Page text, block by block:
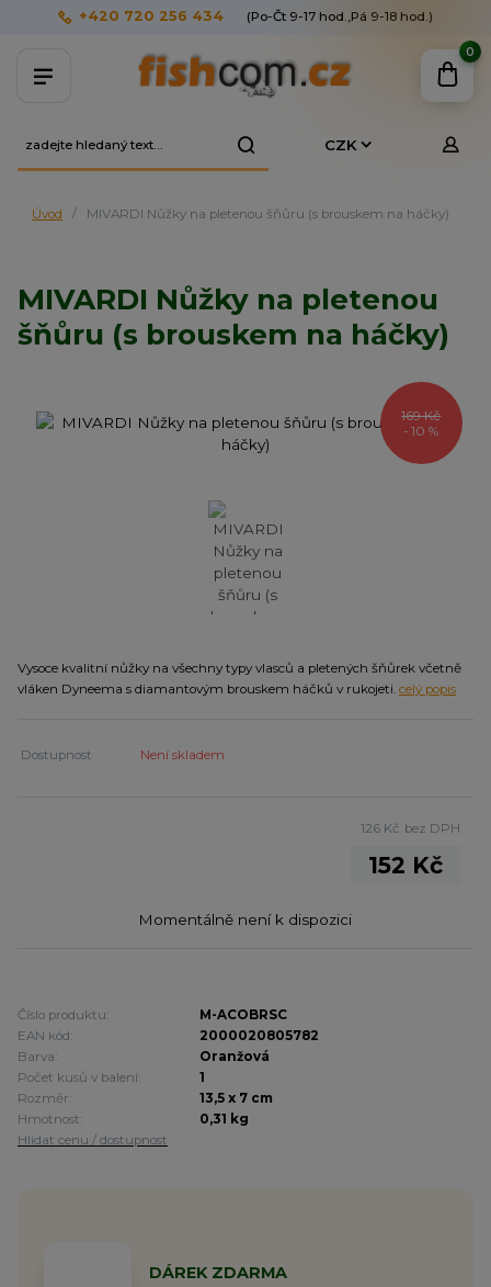
CZK
+420 720 256 434 (Po-Čt 9-17 hod.,Pá 9-18 hod.)
0
Úvod MIVARDI Nůžky na pletenou šňůru (s brouskem na háčky)
MIVARDI Nůžky na pletenou
šňůru (s brouskem na háčky)
169 Kč
- 10 %
Vysoce kvalitní nůžky na všechny typy vlasců a pletených šňůrek včetně
vláken Dyneema s diamantovým brouskem háčků v rukojeti. celý popis
Dostupnost Není skladem
152 Kč
126 Kč bez DPH
Momentálně není k dispozici
Číslo produktu:
M-ACOBRSC
EAN kód:
2000020805782
Barva:
Oranžová
Počet kusů v balení:
1
Rozměr:
13,5 x 7 cm
Hmotnost:
0,31 kg
Hlídat cenu / dostupnost
DÁREK ZDARMA